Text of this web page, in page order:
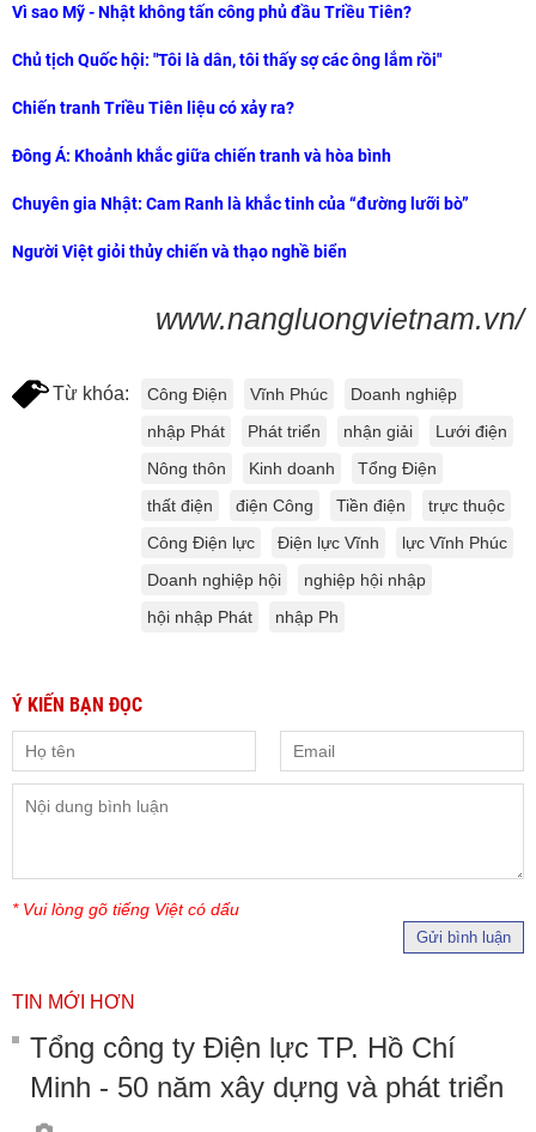
Vì sao Mỹ - Nhật không tấn công phủ đầu Triều Tiên?
Chủ tịch Quốc hội: "Tôi là dân, tôi thấy sợ các ông lắm rồi"
Chiến tranh Triều Tiên liệu có xảy ra?
Đông Á: Khoảnh khắc giữa chiến tranh và hòa bình
Chuyên gia Nhật: Cam Ranh là khắc tinh của “đường lưỡi bò”
Người Việt giỏi thủy chiến và thạo nghề biển
www.nangluongvietnam.vn/
Từ khóa: Công Điện Vĩnh Phúc
Doanh nghiệp
nhập Phát
Phát triển nhận giải
Lưới điện
Nông thôn
Kinh doanh
Tổng Điện
thất điện
điện Công Tiền điện
trực thuộc
Công Điện lực
Điện lực Vĩnh
lực Vĩnh Phúc
Doanh nghiệp hội
nghiệp hội nhập
hội nhập Phát
nhập Ph
Ý KIẾN BẠN ĐỌC
* Vui lòng gõ tiếng Việt có dấu
Gửi bình luận
TIN MỚI HƠN
Tổng công ty Điện lực TP. Hồ Chí
Minh - 50 năm xây dựng và phát triển